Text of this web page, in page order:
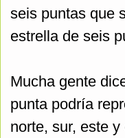
seis puntas que
estrella de seis
Mucha gente
punta podría
norte, sur, este